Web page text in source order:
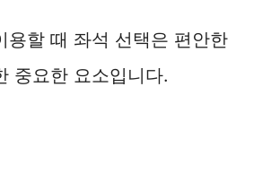
용할 때 좌석 선택은 편안한
중요한 요소입니다.